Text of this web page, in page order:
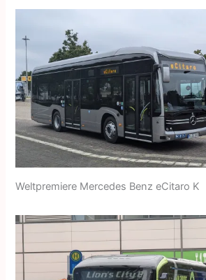
Weltpremiere Mercedes Benz eCitaro K